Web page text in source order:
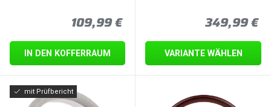
Normaler Preis
109,99 €
IN DEN KOFFERRAUM
Normaler
349,99 €
VARIANTE WÄHLEN
mit Prüfbericht